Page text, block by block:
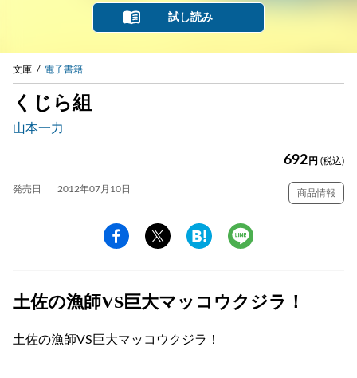
試し読み
文庫 電子書籍
くじら組
山本一力
692 円 (税込)
発売日 2012年07月10日 商品情報
土佐の漁師VS巨大マッコウクジラ！
土佐の漁師VS巨大マッコウクジラ！